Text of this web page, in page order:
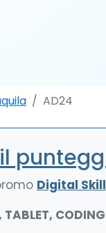
AD24
Digital Skill
TABLET,